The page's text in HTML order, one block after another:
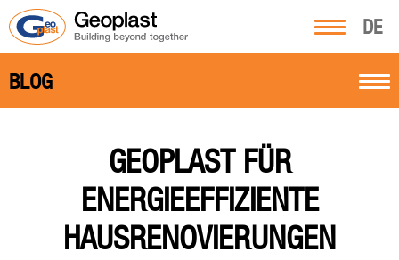
DE
BLOG
GEOPLAST FÜR
ENERGIEEFFIZIENTE
HAUSRENOVIERUNGEN